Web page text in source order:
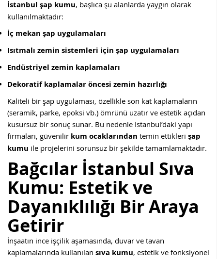
İstanbul şap kumu, başlıca şu alanlarda yaygın olarak
kullanılmaktadır:
İç mekan şap uygulamaları
Isıtmalı zemin sistemleri için şap uygulamaları
Endüstriyel zemin kaplamaları
Dekoratif kaplamalar öncesi zemin hazırlığı
Kaliteli bir şap uygulaması, özellikle son kat kaplamaların
(seramik, parke, epoksi vb.) ömrünü uzatır ve estetik açıdan
kusursuz bir sonuç sunar. Bu nedenle İstanbul’daki yapı
firmaları, güvenilir kum ocaklarından temin ettikleri şap
kumu ile projelerini sorunsuz bir şekilde tamamlamaktadır.
Bağcılar İstanbul Sıva
Kumu: Estetik ve
Dayanıklılığı Bir Araya
Getirir
İnşaatın ince işçilik aşamasında, duvar ve tavan
kaplamalarında kullanılan sıva kumu, estetik ve fonksiyonel